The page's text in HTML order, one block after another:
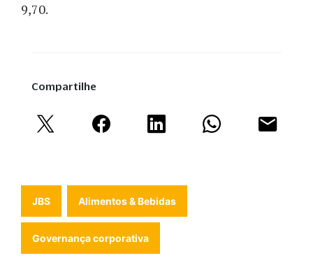
9,70.
Compartilhe
JBS Alimentos & Bebidas
Governança corporativa